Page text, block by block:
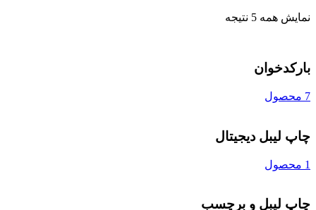
نمایش همه 5 نتیجه
بارکدخوان
7 محصول
چاپ لیبل دیجیتال
1 محصول
چاپ لیبل و برچسب